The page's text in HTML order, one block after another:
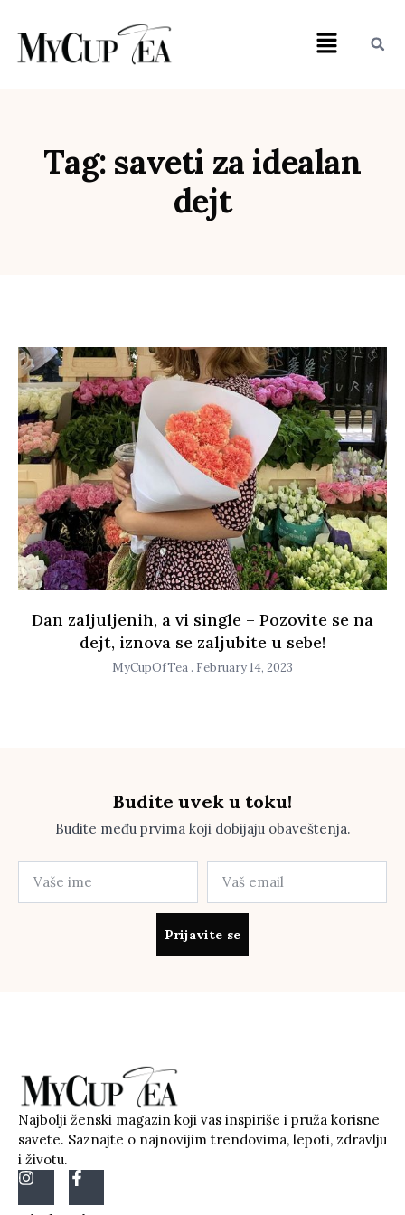
Tag: saveti za idealan
dejt
Dan zaljuljenih, a vi single – Pozovite se na
dejt, iznova se zaljubite u sebe!
MyCupOfTea February 14, 2023
Budite uvek u toku!
Budite među prvima koji dobijaju obaveštenja.
Prijavite se
Najbolji ženski magazin koji vas inspiriše i pruža korisne
savete. Saznajte o najnovijim trendovima, lepoti, zdravlju
i životu.